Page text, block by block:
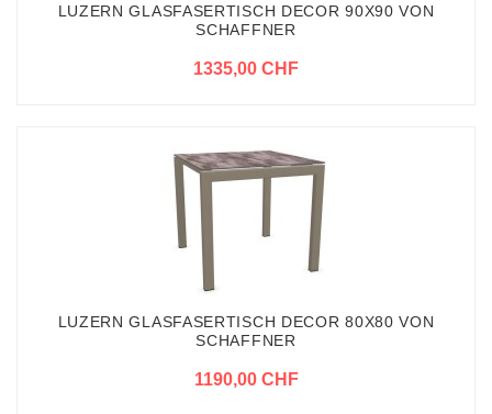
LUZERN GLASFASERTISCH DECOR 90X90 VON
SCHAFFNER
1335,00 CHF
LUZERN GLASFASERTISCH DECOR 80X80 VON
SCHAFFNER
1190,00 CHF